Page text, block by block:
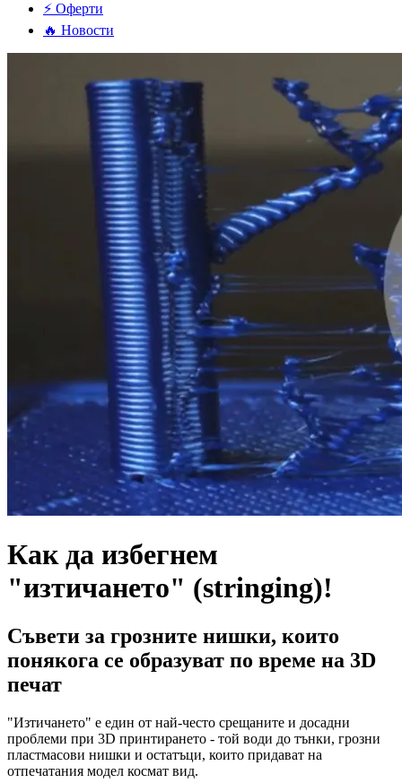
⚡ Оферти
🔥 Новости
Как да избегнем
"изтичането" (stringing)!
Съвети за грозните нишки, които
понякога се образуват по време на 3D
печат
"Изтичането" е един от най-често срещаните и досадни
проблеми при 3D принтирането - той води до тънки, грозни
пластмасови нишки и остатъци, които придават на
отпечатания модел космат вид.